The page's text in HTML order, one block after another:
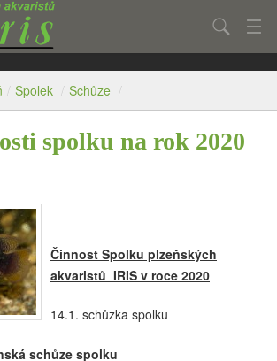
Hledat
/ Spolek / Schůze /
spolku na rok 2020
Činnost Spolku plzeňských
akvaristů IRIS v roce 2020
14.1. schůzka spolku
schůze spolku